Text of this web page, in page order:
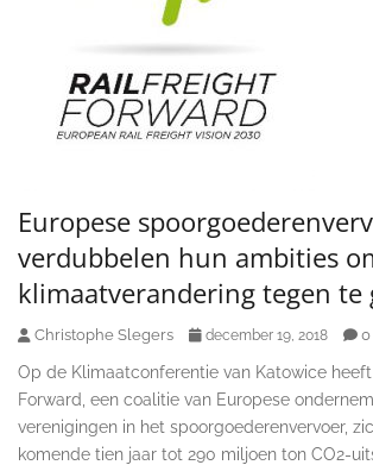
Europese
verdubbelen hun ambities
klimaatverandering tegen te
Christophe Slegers december 19, 2018 0
Op de Klimaatconferentie van Katowice heeft
Forward, een coalitie van Europese
verenigingen in het spoorgoederenvervoer,
komende tien jaar tot 290 miljoen ton CO2-